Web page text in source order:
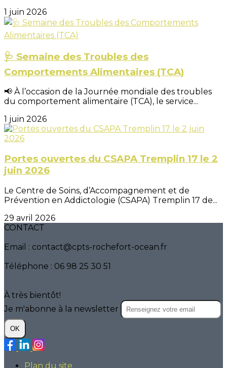
1 juin 2026
🩺 Semaine des Troubles des
Comportements Alimentaires (TCA)
📢 À l’occasion de la Journée mondiale des troubles
du comportement alimentaire (TCA), le service...
1 juin 2026
Portes ouvertes du CSAPA Tremplin 17 le 2
juin 2026
Le Centre de Soins, d’Accompagnement et de
Prévention en Addictologie (CSAPA) Tremplin 17 de...
29 avril 2026
CONTACT
Email : contact@cpts-rochefort-ocean.fr
Téléphone : 06 98 25 30 51
À très bientôt!
Je m'abonne à la newsletter
OK
Plan du site